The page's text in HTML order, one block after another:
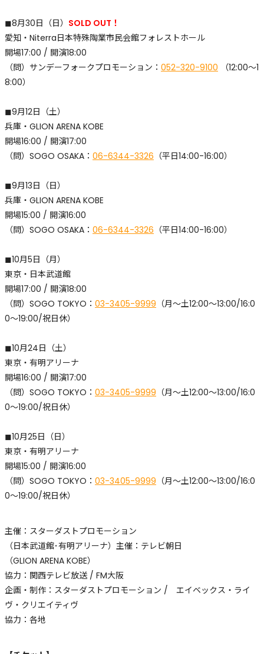
◼︎8月30日（日） SOLD OUT！
愛知・Niterra日本特殊陶業市民会館フォレストホール
開場17:00 / 開演18:00
​（問）サンデーフォークプロモーション： 052-320-9100 （12:00〜1
8:00）
◼︎9月12日（土）
兵庫・GLION ARENA KOBE
開場16:00 / 開演17:00
​（問）SOGO OSAKA： 06-6344-3326 （平日14:00-16:00）
◼︎9月13日（日）
兵庫・GLION ARENA KOBE
開場15:00 / 開演16:00
​（問）SOGO OSAKA： 06-6344-3326 （平日14:00-16:00）
◼︎10月5日（月）
東京・日本武道館
開場17:00 / 開演18:00
​（問）SOGO TOKYO： 03-3405-9999 （月〜土12:00〜13:00/16:0
0〜19:00/祝日休）
◼︎10月24日（土）
東京・有明アリーナ
開場16:00 / 開演17:00
​（問）SOGO TOKYO： 03-3405-9999 （月〜土12:00〜13:00/16:0
0〜19:00/祝日休）
◼︎10月25日（日）
東京・有明アリーナ
開場15:00 / 開演16:00
​（問）SOGO TOKYO： 03-3405-9999 （月〜土12:00〜13:00/16:0
0〜19:00/祝日休）
主催：スターダストプロモーション
（日本武道館･有明アリーナ）主催：テレビ朝日
（GLION ARENA KOBE）
協力：関西テレビ放送 / FM大阪
企画・制作：スターダストプロモーション / エイベックス・ライ
ヴ・クリエイティヴ
協力：各地